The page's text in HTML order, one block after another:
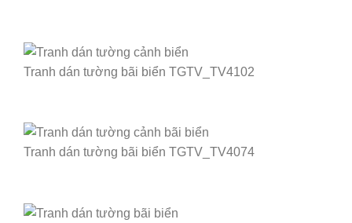
Tranh dán tường bãi biển TGTV_TV4102
Tranh dán tường bãi biển TGTV_TV4074